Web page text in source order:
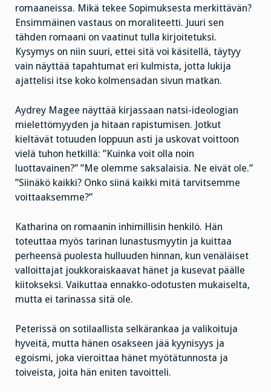
romaaneissa. Mikä tekee Sopimuksesta merkittävän?
Ensimmäinen vastaus on moraliteetti. Juuri sen
tähden romaani on vaatinut tulla kirjoitetuksi.
Kysymys on niin suuri, ettei sitä voi käsitellä, täytyy
vain näyttää tapahtumat eri kulmista, jotta lukija
ajattelisi itse koko kolmensadan sivun matkan.
Aydrey Magee näyttää kirjassaan natsi-ideologian
mielettömyyden ja hitaan rapistumisen. Jotkut
kieltävät totuuden loppuun asti ja uskovat voittoon
vielä tuhon hetkillä: ”Kuinka voit olla noin
luottavainen?” ”Me olemme saksalaisia. Ne eivät ole.”
”Siinäkö kaikki? Onko siinä kaikki mitä tarvitsemme
voittaaksemme?”
Katharina on romaanin inhimillisin henkilö. Hän
toteuttaa myös tarinan lunastusmyytin ja kuittaa
perheensä puolesta hulluuden hinnan, kun venäläiset
valloittajat joukkoraiskaavat hänet ja kusevat päälle
kiitokseksi. Vaikuttaa ennakko-odotusten mukaiselta,
mutta ei tarinassa sitä ole.
Peterissä on sotilaallista selkärankaa ja valikoituja
hyveitä, mutta hänen osakseen jää kyynisyys ja
egoismi, joka vieroittaa hänet myötätunnosta ja
toiveista, joita hän eniten tavoitteli.